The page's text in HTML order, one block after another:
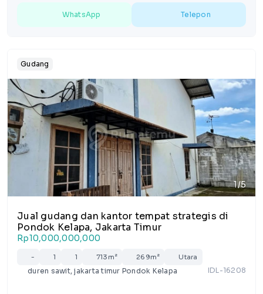
WhatsApp Telepon
Gudang
1/5
Jual gudang dan kantor tempat strategis di
Pondok Kelapa, Jakarta Timur
Rp10,000,000,000
- 1 1 713m² 269m² Utara
duren sawit, jakarta timur Pondok Kelapa IDL-16208